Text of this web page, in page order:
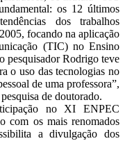
os 12 últimos
dos trabalhos
focando na aplicação
(TIC) no Ensino
pesquisador Rodrigo teve
o uso das tecnologias no
de uma professora”,
de doutorado.
no XI ENPEC
com os mais renomados
a divulgação dos